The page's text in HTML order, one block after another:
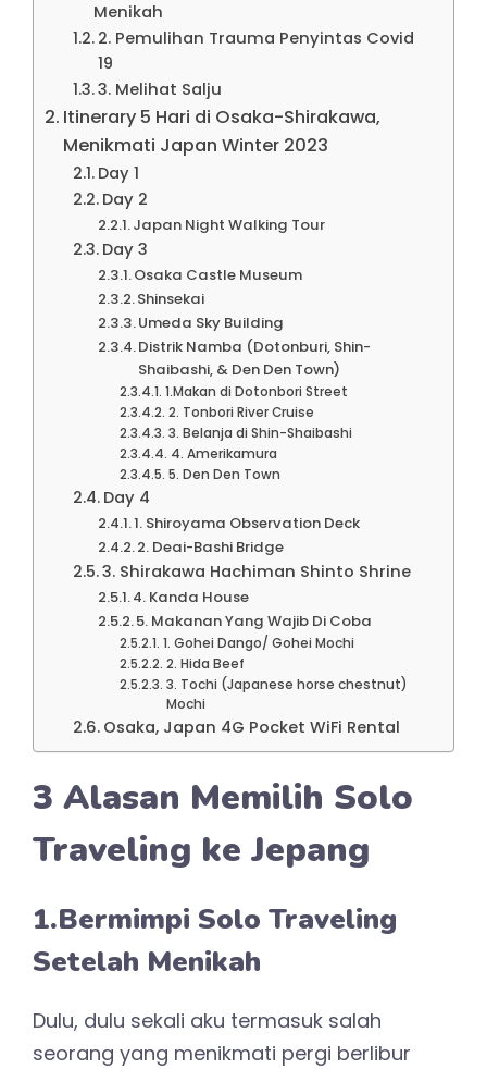
Menikah
2. Pemulihan Trauma Penyintas Covid
19
3. Melihat Salju
Itinerary 5 Hari di Osaka-Shirakawa,
Menikmati Japan Winter 2023
Day 1
Day 2
Japan Night Walking Tour
Day 3
Osaka Castle Museum
Shinsekai
Umeda Sky Building
Distrik Namba (Dotonburi, Shin-
Shaibashi, & Den Den Town)
1.Makan di Dotonbori Street
2. Tonbori River Cruise
3. Belanja di Shin-Shaibashi
4. Amerikamura
5. Den Den Town
Day 4
1. Shiroyama Observation Deck
2. Deai-Bashi Bridge
3. Shirakawa Hachiman Shinto Shrine
4. Kanda House
5. Makanan Yang Wajib Di Coba
1. Gohei Dango/ Gohei Mochi
2. Hida Beef
3. Tochi (Japanese horse chestnut)
Mochi
Osaka, Japan 4G Pocket WiFi Rental
3 Alasan Memilih Solo
Traveling ke Jepang
1.Bermimpi Solo Traveling
Setelah Menikah
Dulu, dulu sekali aku termasuk salah
seorang yang menikmati pergi berlibur